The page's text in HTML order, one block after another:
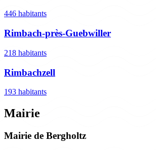
446 habitants
Rimbach-près-Guebwiller
218 habitants
Rimbachzell
193 habitants
Mairie
Mairie de Bergholtz